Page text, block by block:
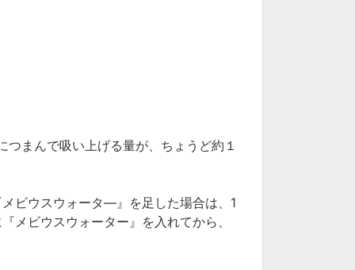
まんで吸い上げる量が、ちょうど約１
ビウスウォータ―』を足した場合は、 1
メビウスウォーター』を入れてから、